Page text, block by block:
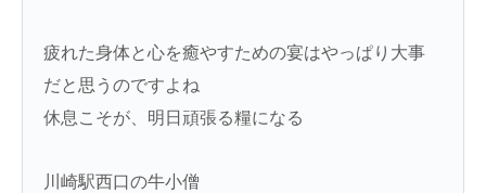
疲れた身体と心を癒やすための宴はやっぱり大事
だと思うのですよね
休息こそが、明日頑張る糧になる
川崎駅西口の牛小僧